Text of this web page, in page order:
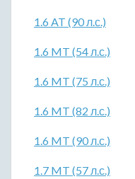
1.6 AT (90 л.с.)
1.6 MT (54 л.с.)
1.6 MT (75 л.с.)
1.6 MT (82 л.с.)
1.6 MT (90 л.с.)
1.7 MT (57 л.с.)